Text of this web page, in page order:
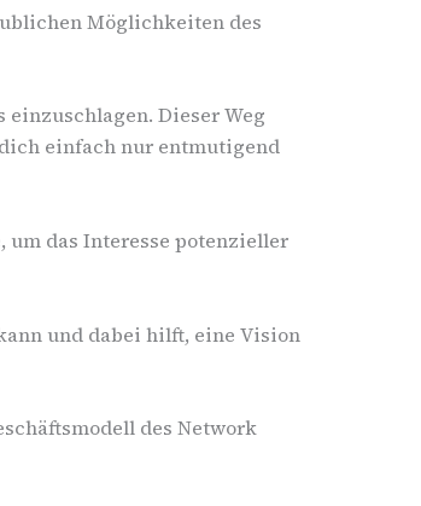
Möglichkeiten des
Dieser Weg
einfach nur entmutigend
um das Interesse potenzieller
und dabei hilft, eine Vision
des Network